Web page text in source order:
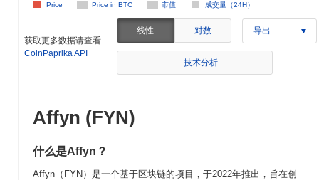
Price in BTC 市值 成交量（24H）
Price
获取更多数据请查看
CoinPaprika API
线性 对数 导出
技术分析
Affyn (FYN)
什么是Affyn？
Affyn（FYN）是一个基于区块链的项目，于2022年推出，旨在创